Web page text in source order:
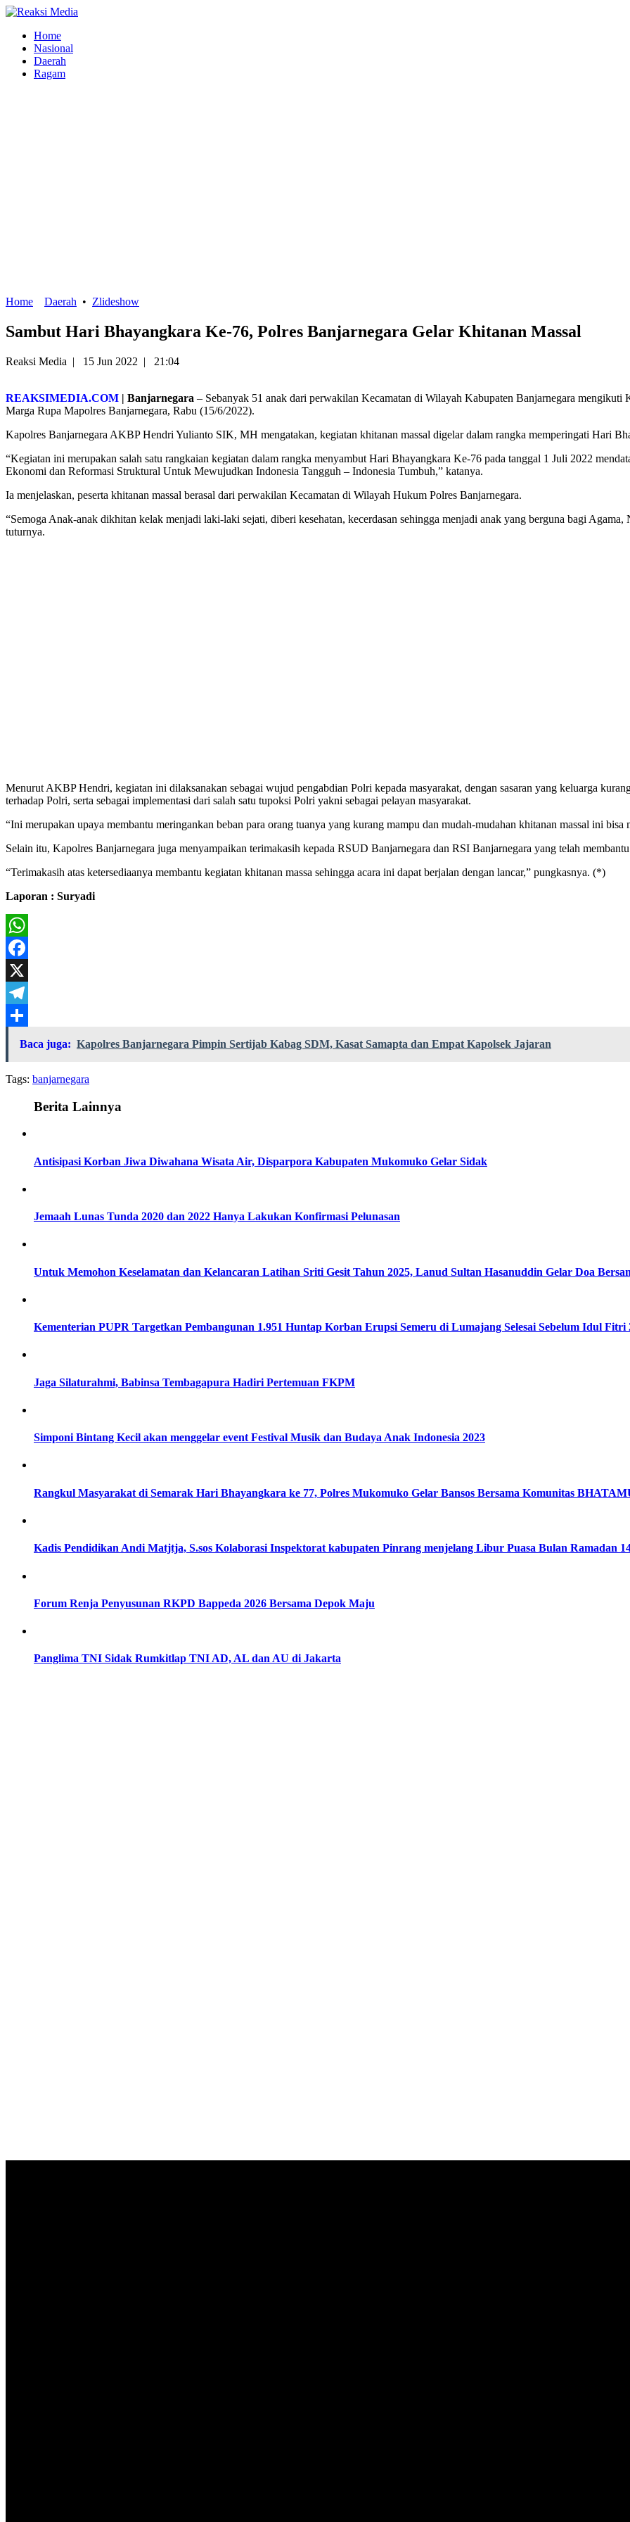
Home
Nasional
Daerah
Ragam
Home Daerah • Zlideshow
Sambut Hari Bhayangkara Ke-76, Polres Banjarnegara Gelar Khitanan Massal
Reaksi Media | 15 Jun 2022 | 21:04
REAKSIMEDIA.COM | Banjarnegara – Sebanyak 51 anak dari perwakilan Kecamatan di Wilayah Kabupaten Banjarnegara mengikuti
Marga Rupa Mapolres Banjarnegara, Rabu (15/6/2022).
Kapolres Banjarnegara AKBP Hendri Yulianto SIK, MH mengatakan, kegiatan khitanan massal digelar dalam rangka memperingati Hari
“Kegiatan ini merupakan salah satu rangkaian kegiatan dalam rangka menyambut Hari Bhayangkara Ke-76 pada tanggal 1 Juli 2022
Ekonomi dan Reformasi Struktural Untuk Mewujudkan Indonesia Tangguh – Indonesia Tumbuh,” katanya.
Ia menjelaskan, peserta khitanan massal berasal dari perwakilan Kecamatan di Wilayah Hukum Polres Banjarnegara.
“Semoga Anak-anak dikhitan kelak menjadi laki-laki sejati, diberi kesehatan, kecerdasan sehingga menjadi anak yang berguna bagi
tuturnya.
Menurut AKBP Hendri, kegiatan ini dilaksanakan sebagai wujud pengabdian Polri kepada masyarakat, dengan sasaran yang keluarga
terhadap Polri, serta sebagai implementasi dari salah satu tupoksi Polri yakni sebagai pelayan masyarakat.
“Ini merupakan upaya membantu meringankan beban para orang tuanya yang kurang mampu dan mudah-mudahan khitanan massal ini bisa
Selain itu, Kapolres Banjarnegara juga menyampaikan terimakasih kepada RSUD Banjarnegara dan RSI Banjarnegara yang telah
“Terimakasih atas ketersediaanya membantu kegiatan khitanan massa sehingga acara ini dapat berjalan dengan lancar,” pungkasnya. (*)
Laporan : Suryadi
WhatsApp
Facebook
X
Telegram
Share
Baca juga: Kapolres Banjarnegara Pimpin Sertijab Kabag SDM, Kasat Samapta dan Empat Kapolsek Jajaran
Tags: banjarnegara
Berita Lainnya
Antisipasi Korban Jiwa Diwahana Wisata Air, Disparpora Kabupaten Mukomuko Gelar Sidak
Jemaah Lunas Tunda 2020 dan 2022 Hanya Lakukan Konfirmasi Pelunasan
Untuk Memohon Keselamatan dan Kelancaran Latihan Sriti Gesit Tahun 2025, Lanud Sultan Hasanuddin Gelar Doa
Kementerian PUPR Targetkan Pembangunan 1.951 Huntap Korban Erupsi Semeru di Lumajang Selesai Sebelum Idul Fitri
Jaga Silaturahmi, Babinsa Tembagapura Hadiri Pertemuan FKPM
Simponi Bintang Kecil akan menggelar event Festival Musik dan Budaya Anak Indonesia 2023
Rangkul Masyarakat di Semarak Hari Bhayangkara ke 77, Polres Mukomuko Gelar Bansos Bersama Komunitas
Kadis Pendidikan Andi Matjtja, S.sos Kolaborasi Inspektorat kabupaten Pinrang menjelang Libur Puasa Bulan Ramadan
Forum Renja Penyusunan RKPD Bappeda 2026 Bersama Depok Maju
Panglima TNI Sidak Rumkitlap TNI AD, AL dan AU di Jakarta